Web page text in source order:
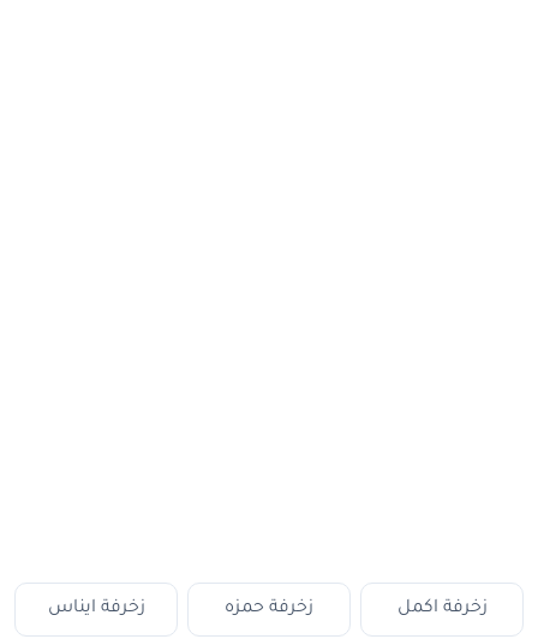
زخرفة اكمل زخرفة حمزه زخرفة ايناس